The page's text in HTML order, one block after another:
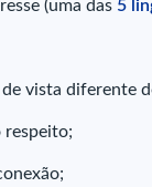
(uma das 5
vista diferente
respeito;